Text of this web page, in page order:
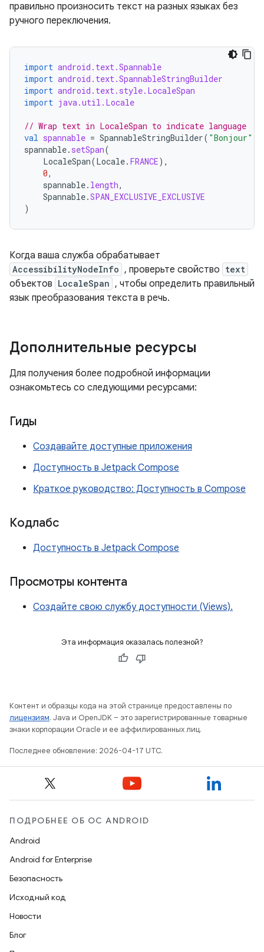
правильно произносить текст на разных языках без
ручного переключения.
import android.text.Spannable
import android.text.SpannableStringBuilder
import android.text.style.LocaleSpan
import java.util.Locale
// Wrap text in LocaleSpan to indicate language
val spannable = SpannableStringBuilder( "Bonjour"
spannable. setSpan(
LocaleSpan(Locale. FRANCE),
0,
spannable. length,
Spannable.SPAN_EXCLUSIVE_EXCLUSIVE
)
Когда ваша служба обрабатывает
AccessibilityNodeInfo , проверьте свойство text
объектов LocaleSpan , чтобы определить правильный
язык преобразования текста в речь.
Дополнительные ресурсы
Для получения более подробной информации
ознакомьтесь со следующими ресурсами:
Гиды
Создавайте доступные приложения
Доступность в Jetpack Compose
Краткое руководство: Доступность в Compose
Кодлабс
Доступность в Jetpack Compose
Просмотры контента
Создайте свою службу доступности (Views).
Эта информация оказалась полезной?
Контент и образцы кода на этой странице предоставлены по
лицензиям. Java и OpenJDK – это зарегистрированные товарные
знаки корпорации Oracle и ее аффилированных лиц.
Последнее обновление: 2026-04-17 UTC.
ПОДРОБНЕЕ ОБ ОС ANDROID
Android
Android for Enterprise
Безопасность
Исходный код
Новости
Блог